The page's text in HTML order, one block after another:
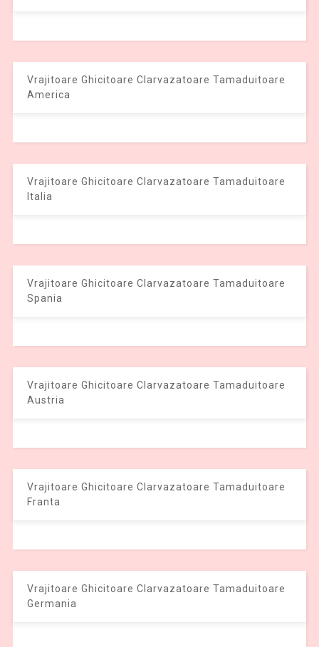
Vrajitoare Ghicitoare Clarvazatoare Tamaduitoare
America
Vrajitoare Ghicitoare Clarvazatoare Tamaduitoare
Italia
Vrajitoare Ghicitoare Clarvazatoare Tamaduitoare
Spania
Vrajitoare Ghicitoare Clarvazatoare Tamaduitoare
Austria
Vrajitoare Ghicitoare Clarvazatoare Tamaduitoare
Franta
Vrajitoare Ghicitoare Clarvazatoare Tamaduitoare
Germania